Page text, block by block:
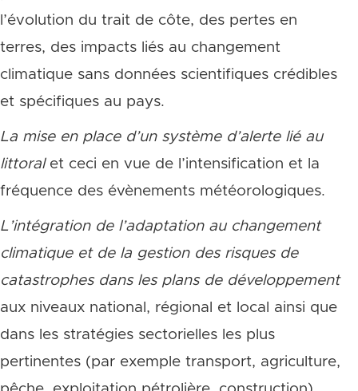
l’évolution du trait de côte, des pertes en
terres, des impacts liés au changement
climatique sans données scientifiques crédibles
et spécifiques au pays.
La mise en place d’un système d’alerte lié au
littoralet ceci en vue de l’intensification et la
fréquence des évènements météorologiques.
L’intégration de l’adaptation au changement
climatique et de la gestion des risques de
catastrophes dans les plans de développement
aux niveaux national, régional et local ainsi que
dans les stratégies sectorielles les plus
pertinentes (par exemple transport, agriculture,